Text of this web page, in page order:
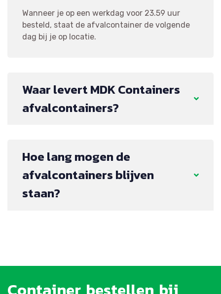
Wanneer je op een werkdag voor 23.59 uur
besteld, staat de afvalcontainer de volgende
dag bij je op locatie.
Waar levert MDK Containers
afvalcontainers?
Hoe lang mogen de
afvalcontainers blijven
staan?